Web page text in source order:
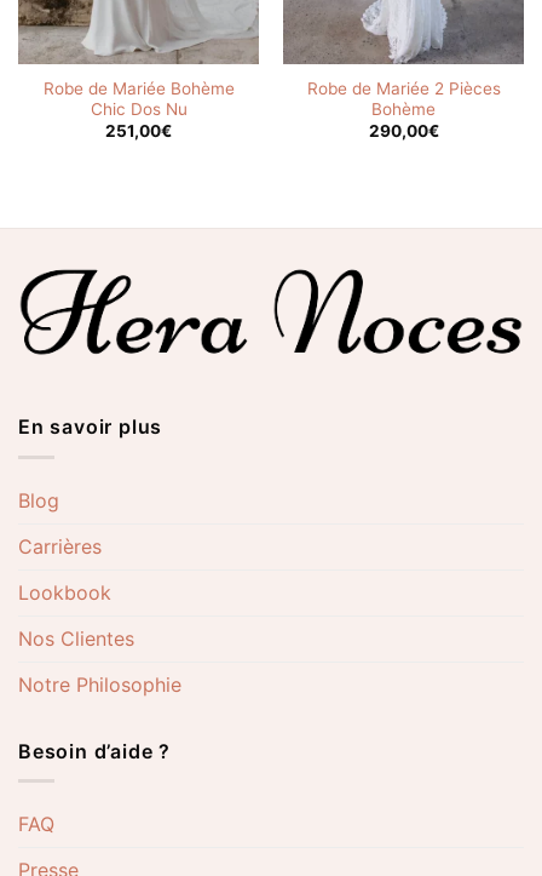
Robe de Mariée Bohème
Chic Dos Nu
251,00€
Robe de Mariée 2 Pièces
Bohème
290,00€
En savoir plus
Blog
Carrières
Lookbook
Nos Clientes
Notre Philosophie
Besoin d’aide ?
FAQ
Presse